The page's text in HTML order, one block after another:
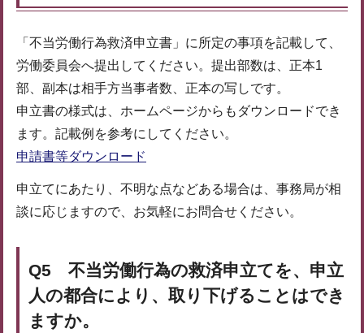
「不当労働行為救済申立書」に所定の事項を記載して、
労働委員会へ提出してください。提出部数は、正本1
部、副本は相手方当事者数、正本の写しです。
申立書の様式は、ホームページからもダウンロードでき
ます。記載例を参考にしてください。
申請書等ダウンロード
申立てにあたり、不明な点などある場合は、事務局が相
談に応じますので、お気軽にお問合せください。
Q5 不当労働行為の救済申立てを、申立
人の都合により、取り下げることはでき
ますか。